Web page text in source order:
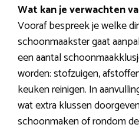
Wat kan je verwachten
Vooraf bespreek je welke
schoonmaakster gaat
een aantal
worden: stofzuigen,
keuken reinigen. In
wat extra klussen
schoonmaken of rondom